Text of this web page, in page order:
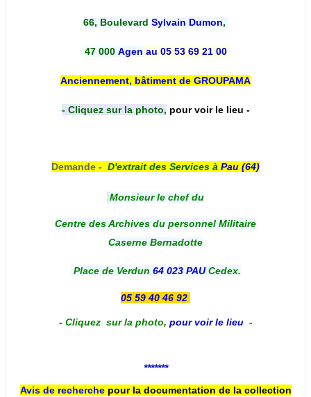
66, Boulevard Sylvain Dumon,
47 000 Agen au 05 53 69 21 00
Anciennement, bâtiment de GROUPAMA
- Cliquez sur la photo, pour voir le lieu -
Demande - D'extrait des Services à Pau (64)
Monsieur le chef du
Centre des Archives du personnel Militaire
Caserne Bernadotte
Place de Verdun 64 023 PAUCedex.
05 59 40 46 92
- Cliquez sur la photo, pour voir le lieu -
*******
Avis de recherche pour la documentation de la collection